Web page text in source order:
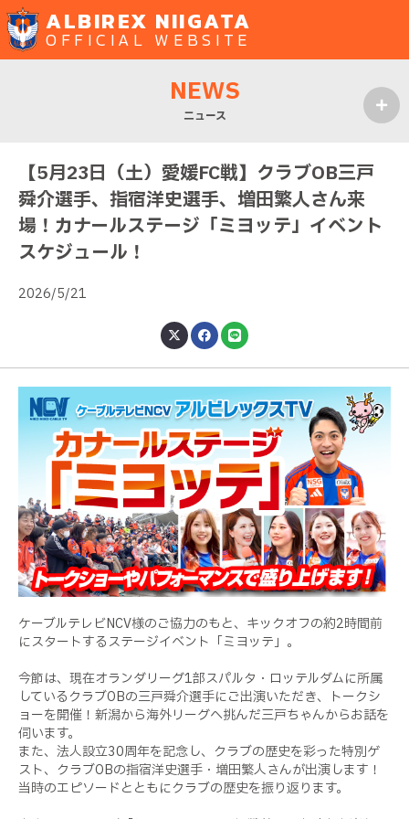
ALBIREX NIIGATA
OFFICIAL WEBSITE
NEWS
ニュース
【5月23日（土）愛媛FC戦】クラブOB三戸
舜介選手、指宿洋史選手、増田繁人さん来
場！カナールステージ「ミヨッテ」イベント
スケジュール！
2026/5/21
ケーブルテレビNCV様のご協力のもと、キックオフの約2時間前
にスタートするステージイベント「ミヨッテ」。
今節は、現在オランダリーグ1部スパルタ・ロッテルダムに所属
しているクラブOBの三戸舜介選手にご出演いただき、トークシ
ョーを開催！新潟から海外リーグへ挑んだ三戸ちゃんからお話を
伺います。
また、法人設立30周年を記念し、クラブの歴史を彩った特別ゲ
スト、クラブOBの指宿洋史選手・増田繁人さんが出演します！
当時のエピソードとともにクラブの歴史を振り返ります。